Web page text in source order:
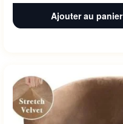
Ajouter au panier